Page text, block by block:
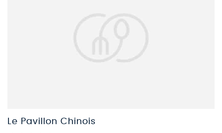
Le Pavillon Chinois